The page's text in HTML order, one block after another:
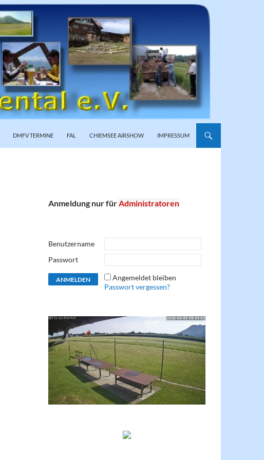
DMFV TERMINE FAL CHIEMSEE AIRSHOW IMPRESSUM
Anmeldung nur fürAdministratoren
Benutzername
Passwort
Angemeldet bleiben
Passwort vergessen?